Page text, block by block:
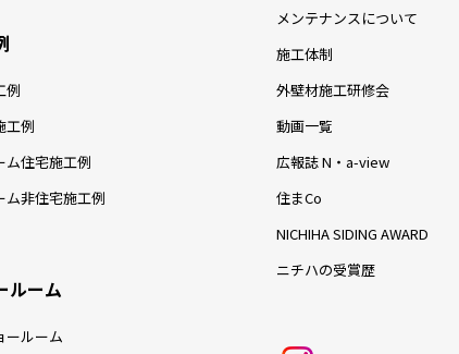
例
工例
ム住宅施工例
ム非住宅施工例
ルーム
ールーム
メンテナンスについて
施工体制
外壁材施工研修会
動画一覧
広報誌 N・a-view
住まCo
NICHIHA SIDING AWARD
ニチハの受賞歴